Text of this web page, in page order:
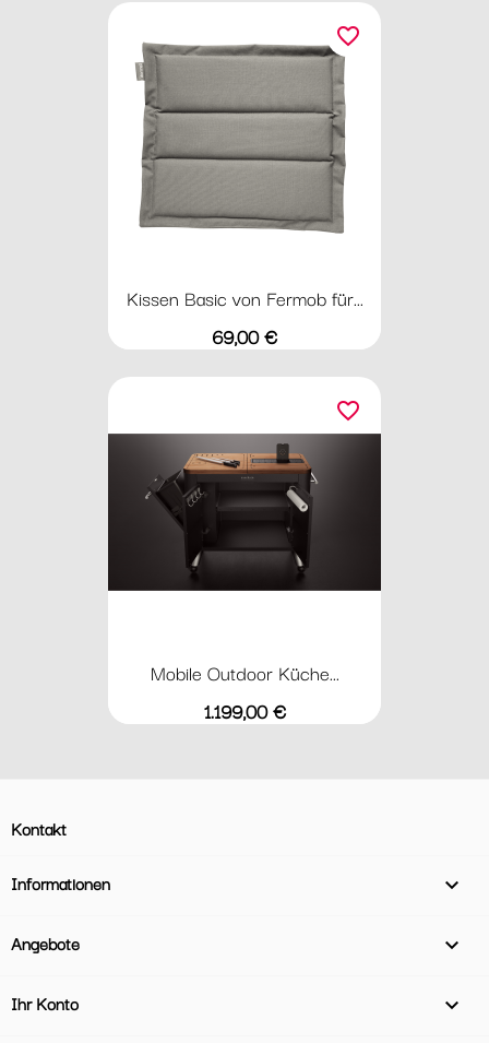
Kissen Basic von Fermob für...
Preis
69,00 €
favorite_border
Mobile Outdoor Küche...
Preis
1.199,00 €
favorite_border
Kontakt
Informationen 
Angebote 
Ihr Konto
